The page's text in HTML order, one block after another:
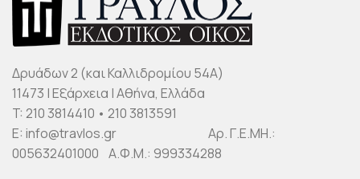
Δρυάδων 2 (και Καλλιδρομίου 54Α)
11473 | Εξάρχεια | Αθήνα, Ελλάδα
T: 210 3814410 • 210 3813591
E: info@travlos.gr Αρ. Γ.Ε.ΜΗ.:
005632401000 Α.Φ.Μ.: 999334288